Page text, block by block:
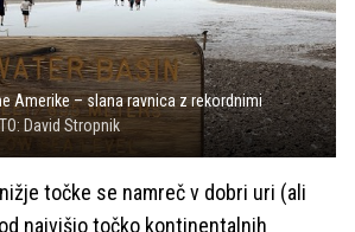
Amerike – slana ravnica z rekordnimi
David Stropnik
točke se namreč v dobri uri (ali
najvišjo točko kontinentalnih